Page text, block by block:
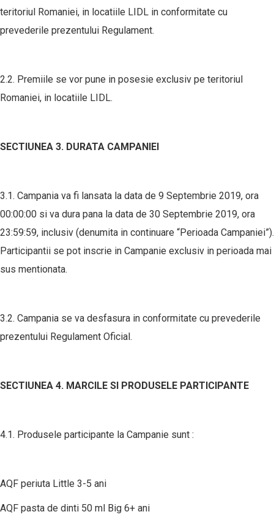
teritoriul Romaniei, in locatiile LIDL in conformitate cu
prevederile prezentului Regulament.
2.2. Premiile se vor pune in posesie exclusiv pe teritoriul
Romaniei, in locatiile LIDL.
SECTIUNEA 3. DURATA CAMPANIEI
3.1. Campania va fi lansata la data de 9 Septembrie 2019, ora
00:00:00 si va dura pana la data de 30 Septembrie 2019, ora
23:59:59, inclusiv (denumita in continuare “Perioada Campaniei”).
Participantii se pot inscrie in Campanie exclusiv in perioada mai
sus mentionata.
3.2. Campania se va desfasura in conformitate cu prevederile
prezentului Regulament Oficial.
SECTIUNEA 4. MARCILE SI PRODUSELE PARTICIPANTE
4.1. Produsele participante la Campanie sunt :
AQF periuta Little 3-5 ani
AQF pasta de dinti 50 ml Big 6+ ani